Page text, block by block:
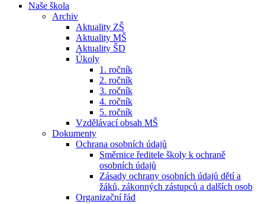
Naše škola
Archiv
Aktuality ZŠ
Aktuality MŠ
Aktuality ŠD
Úkoly
1. ročník
2. ročník
3. ročník
4. ročník
5. ročník
Vzdělávací obsah MŠ
Dokumenty
Ochrana osobních údajů
Směrnice ředitele školy k ochraně
osobních údajů
Zásady ochrany osobních údajů dětí a
žáků, zákonných zástupců a dalších osob
Organizační řád